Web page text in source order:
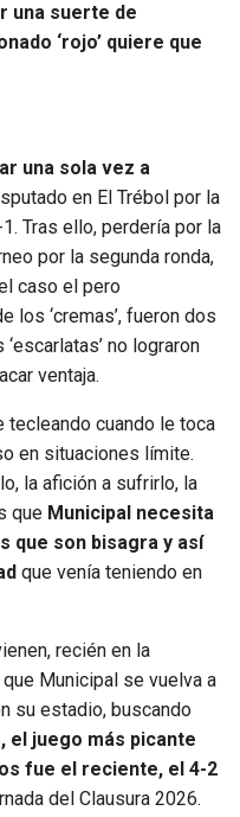
una suerte de
‘rojo’ quiere que
una sola vez a
en El Trébol por la
Tras ello, perdería por la
por la segunda ronda,
caso el pero
los ‘cremas’, fueron dos
no lograron
ventaja.
tecleando cuando le toca
en situaciones límite.
la afición a sufrirlo, la
que Municipal necesita
que son bisagra y así
que venía teniendo en
recién en la
Municipal se vuelva a
su estadio, buscando
el juego más picante
fue el reciente, el 4-2
del Clausura 2026.